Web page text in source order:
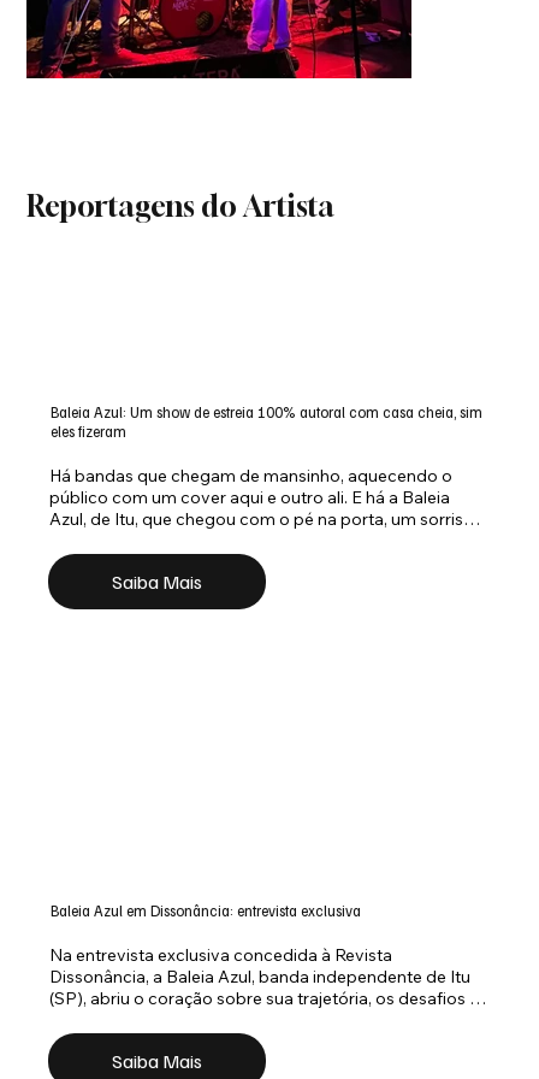
Reportagens do Artista
Baleia Azul: Um show de estreia 100% autoral com casa cheia, sim
eles fizeram
Há bandas que chegam de mansinho, aquecendo o
público com um cover aqui e outro ali. E há a Baleia
Azul, de Itu, que chegou com o pé na porta, um sorriso
bagagem: fazer o show de estreia com 100% de
repertório autoral para uma casa lotada. Missão
impossível? Que nada! Se tem algo que o casal roqueiro
Saiba Mais
Baleia Azul em Dissonância: entrevista exclusiva
Na entrevista exclusiva concedida à Revista
Dissonância, a Baleia Azul, banda independente de Itu
(SP), abriu o coração sobre sua trajetória, os desafios
o processo criativo que deu origem ao “EP do Sofá”.
Saiba Mais